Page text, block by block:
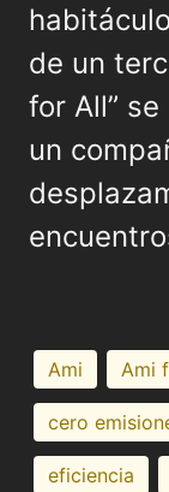
de un
for All”
un
Ami Ami
cero
eficiencia